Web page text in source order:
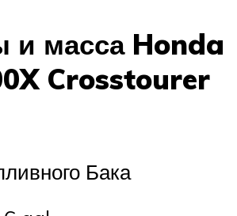
и масса Honda
Crosstourer
Бака